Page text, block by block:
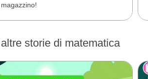
storie di matematica